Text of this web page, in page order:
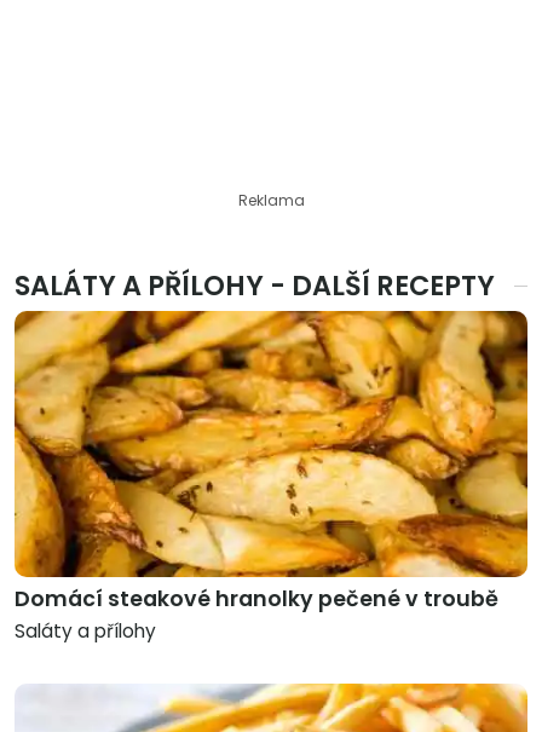
Reklama
SALÁTY A PŘÍLOHY - DALŠÍ RECEPTY
Domácí steakové hranolky pečené v troubě
Saláty a přílohy